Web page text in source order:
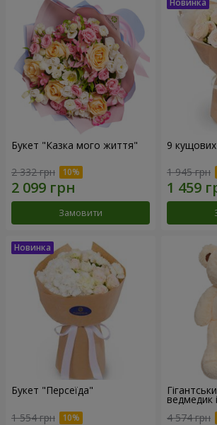
Букет "Казка мого життя"
2 332 грн
Замовити
9
1 945 грн
Букет "Персеїда"
1 554 грн
ведмедик
троянд
4 574 грн